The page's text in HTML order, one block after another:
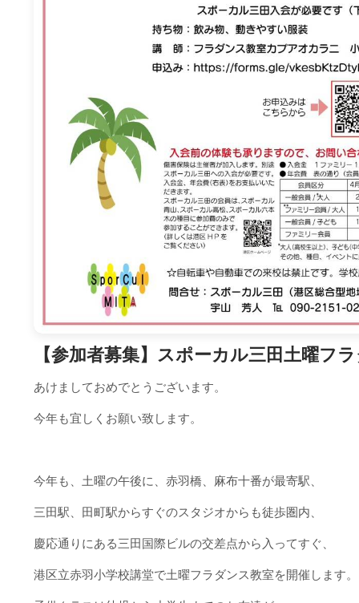
【参加者募集】スポーカル三田土曜フ
あけましておめでとうございます。
今年も宜しくお願い致します。
今年も、土曜の午後に、赤羽橋、麻布十番が最寄駅、
三田駅、田町駅からすぐのスタジオからも徒歩圏内、
慶応通りにある三田国際ビルの交差点から入ってすぐ、
港区立赤羽小学校講堂で土曜フラダンス教室を開催します。